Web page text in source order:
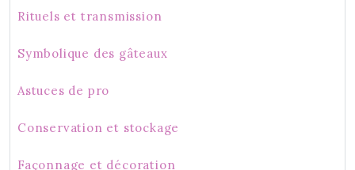
Rituels et transmission
Symbolique des gâteaux
Astuces de pro
Conservation et stockage
Façonnage et décoration